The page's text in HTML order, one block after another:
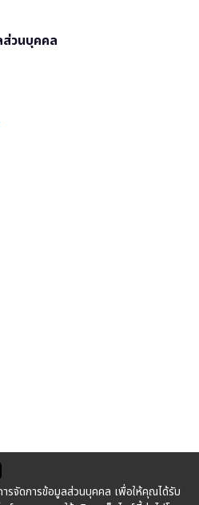
วนบุคคล
รจัดการข้อมูลส่วนบุคคล เพื่อให้คุณได้รับ